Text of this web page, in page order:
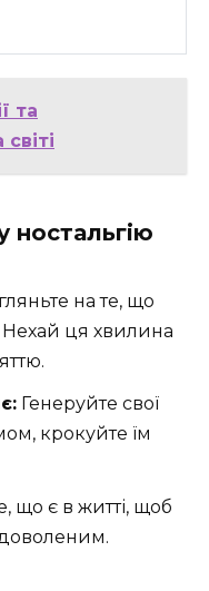
та
ностальгію
на те, що
Нехай ця хвилина
Генеруйте свої
крокуйте їм
що є в житті, щоб